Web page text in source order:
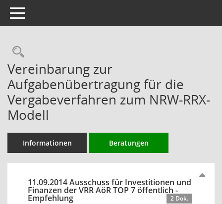
Toggle navigation
Rechercheauswahl
Vereinbarung zur
Aufgabenübertragung für die
Vergabeverfahren zum NRW-RRX-
Modell
Informationen Beratungen
11.09.2014 Ausschuss für Investitionen und
Finanzen der VRR AöR TOP 7 öffentlich -
Empfehlung 2 Dok.